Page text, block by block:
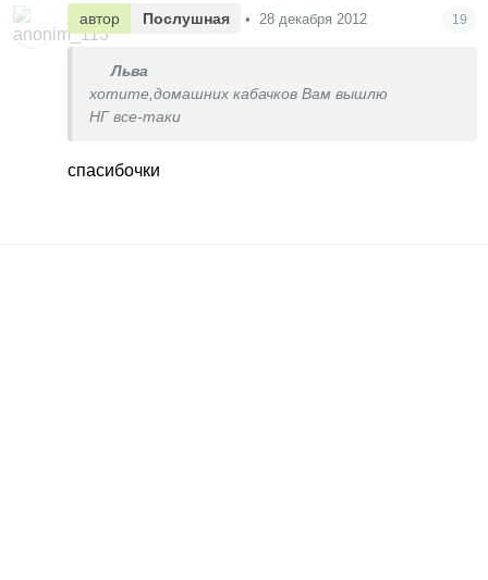
автор Послушная • 28 декабря 2012 19
Льва
хотите,домашних кабачков Вам вышлю
НГ все-таки
спасибочки